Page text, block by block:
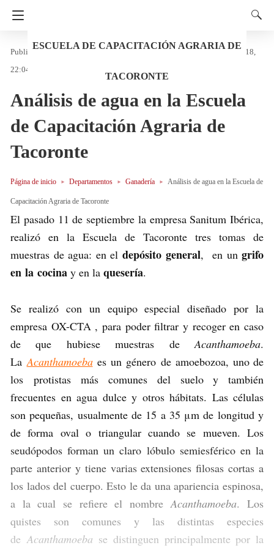
ESCUELA DE CAPACITACIÓN AGRARIA DE
TACORONTE
Trasto enComunicados Ganadería Encendido 06/11/2018,
22:04
Análisis de agua en la Escuela
de Capacitación Agraria de
Tacoronte
Página de inicio Departamentos Ganadería Análisis de agua en la Escuela de
Capacitación Agraria de Tacoronte
El pasado 11 de septiembre la empresa Sanitum Ibérica,
realizó en la Escuela de Tacoronte tres tomas de
muestras de agua: en el depósito general, en un grifo
en la cocina y en la quesería.
Se realizó con un equipo especial diseñado por la
empresa OX-CTA , para poder filtrar y recoger en caso
de que hubiese muestras de Acanthamoeba.
La Acanthamoebaes un género de amoebozoa, uno de
los protistas más comunes del suelo y también
frecuentes en agua dulce y otros hábitats. Las células
son pequeñas, usualmente de 15 a 35 μm de longitud y
de forma oval o triangular cuando se mueven. Los
seudópodos forman un claro lóbulo semiesférico en la
parte anterior y tiene varias extensiones filosas cortas a
los lados del cuerpo. Esto le da una apariencia espinosa,
a la cual se refiere el nombreAcanthamoeba. Los
quistes son comunes y las distintas especies
de Acanthamoeba se distinguen principalmente por la